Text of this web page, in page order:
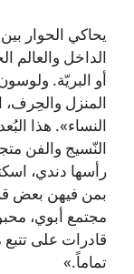
يحاكي الحوار
الداخل والعالم
أو البريّة.
المنزل
النساء». هذا
النّسيج والفن
رأسها دندي،
بمن فيهن بعض
مجتمع أبوي،
قادرات على تتبع
تماماً.»